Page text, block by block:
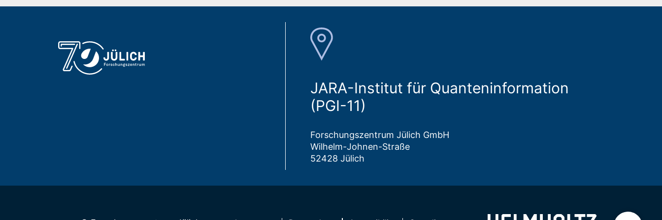
JARA-Institut für Quanteninformation
(PGI-11)
Forschungszentrum Jülich GmbH
Wilhelm-Johnen-Straße
52428 Jülich